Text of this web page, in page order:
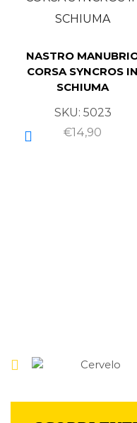
NASTRO
CORSA SYNCROS IN
SCHIUMA
SKU: 5023
€14,90